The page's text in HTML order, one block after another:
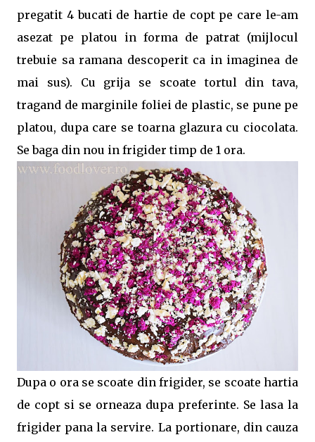
pregatit 4 bucati de hartie de copt pe care le-am
asezat pe platou in forma de patrat (mijlocul
trebuie sa ramana descoperit ca in imaginea de
mai sus). Cu grija se scoate tortul din tava,
tragand de marginile foliei de plastic, se pune pe
platou, dupa care se toarna glazura cu ciocolata.
Se baga din nou in frigider timp de 1 ora.
Dupa o ora se scoate din frigider, se scoate hartia
de copt si se orneaza dupa preferinte. Se lasa la
frigider pana la servire. La portionare, din cauza